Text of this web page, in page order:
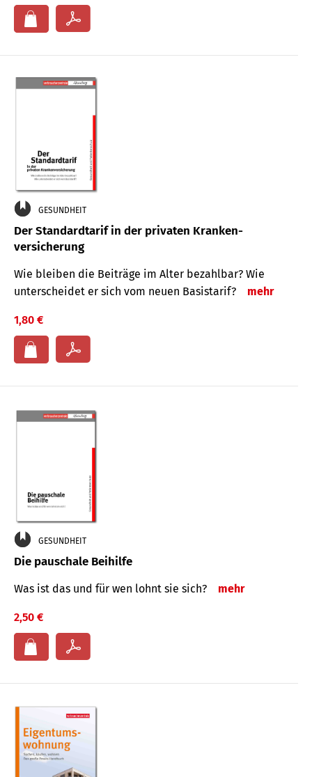
GESUNDHEIT
Der Standard­tarif in der privaten Kranken­
versicherung
Wie bleiben die Beiträge im Alter bezahlbar? Wie
unterscheidet er sich vom neuen Basistarif?
mehr
1,80 €
GESUNDHEIT
Die pauschale Beihilfe
Was ist das und für wen lohnt sie sich? mehr
2,50 €